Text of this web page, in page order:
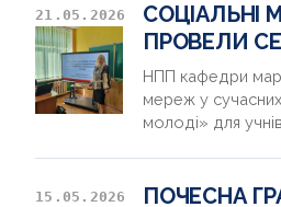
21.05.2026
СОЦІАЛЬНІ
ПРОВЕЛИ
НПП кафедри
мереж у
молоді» для
15.05.2026 ПОЧЕСНА